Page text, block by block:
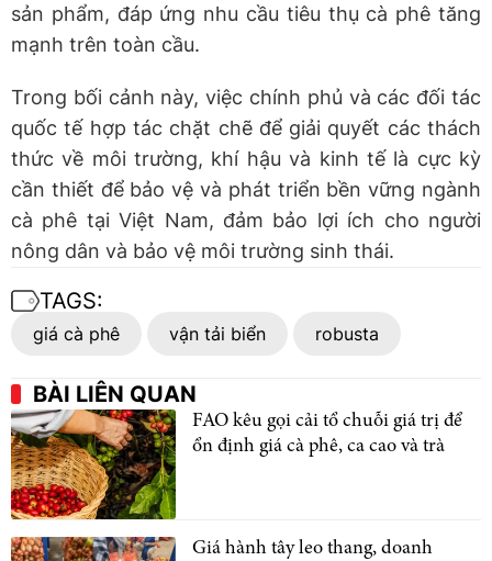
sản phẩm, đáp ứng nhu cầu tiêu thụ cà phê tăng
mạnh trên toàn cầu.
Trong bối cảnh này, việc chính phủ và các đối tác
quốc tế hợp tác chặt chẽ để giải quyết các thách
thức về môi trường, khí hậu và kinh tế là cực kỳ
cần thiết để bảo vệ và phát triển bền vững ngành
cà phê tại Việt Nam, đảm bảo lợi ích cho người
nông dân và bảo vệ môi trường sinh thái.
TAGS:
giá cà phê vận tải biển robusta
BÀI LIÊN QUAN
FAO kêu gọi cải tổ chuỗi giá trị để
ổn định giá cà phê, ca cao và trà
Giá hành tây leo thang, doanh